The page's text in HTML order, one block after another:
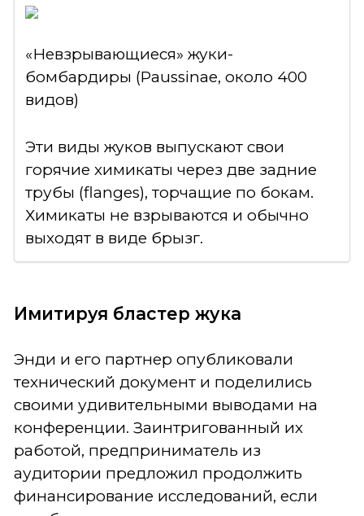
«Невзрывающиеся» жуки-
бомбардиры (Paussinae, около 400
видов)
Эти виды жуков выпускают свои
горячие химикаты через две задние
трубы (flanges), торчащие по бокам.
Химикаты не взрываются и обычно
выходят в виде брызг.
Имитируя бластер жука
Энди и его партнер опубликовали
технический документ и поделились
своими удивительными выводами на
конференции. Заинтригованный их
работой, предприниматель из
аудитории предложил продолжить
финансирование исследований, если